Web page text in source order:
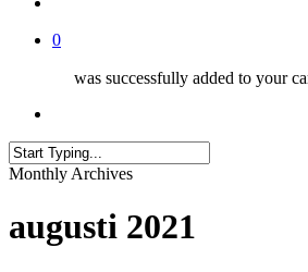
0
was successfully added to your
Close
Monthly Archives
augusti 2021